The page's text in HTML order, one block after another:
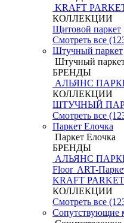
KRAFT
КОЛЛЕКЦИИ
Щитовой паркет
Смотреть все
Штучный паркет
Штучный
БРЕНДЫ
АЛЬЯНС
КОЛЛЕКЦИИ
ШТУЧНЫЙ
Смотреть все
Паркет Елочка
Паркет Елочка
БРЕНДЫ
АЛЬЯНС
Floor ART-
KRAFT
КОЛЛЕКЦИИ
Смотреть все
Сопутствующие